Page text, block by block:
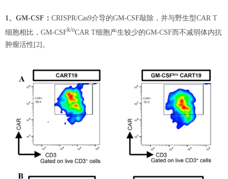
1、GM-CSF： CRISPR/Cas9介导的GM-CSF敲除，并与野生型CAR T
细胞相比，GM-CSFk/oCAR T细胞产生较少的GM-CSF而不减弱体内抗
肿瘤活性[2]。